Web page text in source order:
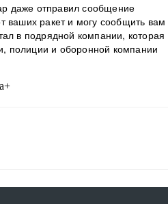
даже отправил сообщение
ваших ракет и могу сообщить вам
в подрядной компании, которая
полиции и оборонной компании